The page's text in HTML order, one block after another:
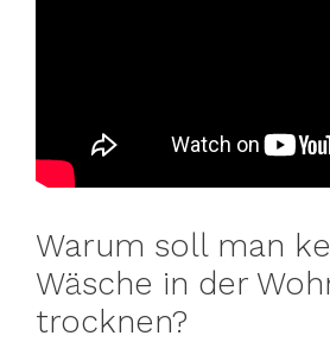
Warum soll man
Wäsche in der
trocknen?